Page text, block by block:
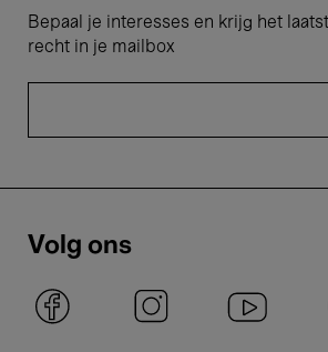
Bepaal je interesses en krijg het
recht in je mailbox
Volg ons